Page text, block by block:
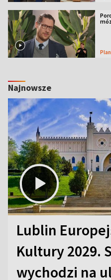
Najnowsze
Lublin
Kultury 2029.
wychodzi na